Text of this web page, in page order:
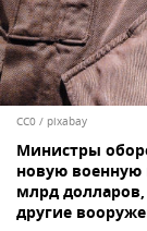
CC0 / pixabay
Министры
новую военную
млрд
другие